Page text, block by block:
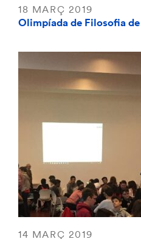
18 MARÇ 2019
Olimpíada de Filosofia
14 MARÇ 2019